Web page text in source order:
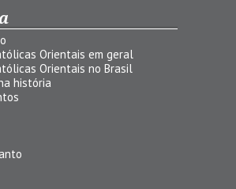
Orientais em geral
Orientais no Brasil
história